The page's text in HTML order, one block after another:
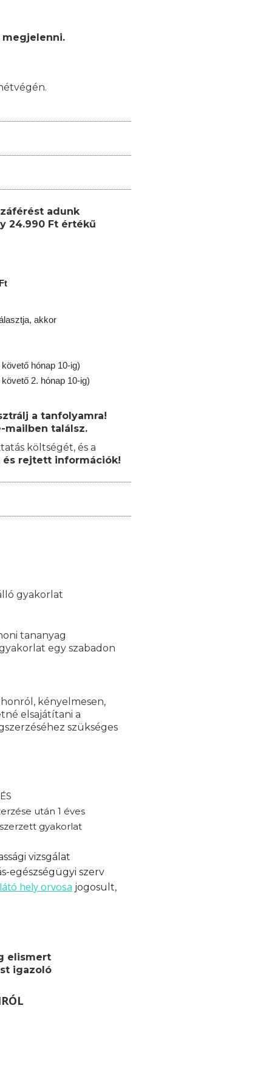
megjelenni.
adunk
24.990 Ft értékű
akkor
hónap 10-ig)
2. hónap 10-ig)
a tanfolyamra!
mailben találsz.
költségét, és a
rejtett információk!
gyakorlat
tananyag
egy szabadon
kényelmesen,
elsajátítani a
szükséges
után 1 éves
gyakorlat
vizsgálat
egészségügyi szerv
hely orvosa jogosult,
elismert
igazoló